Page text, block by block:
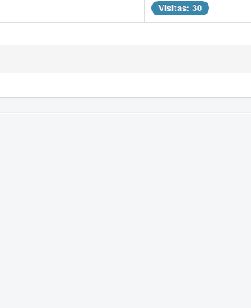
Visitas: 30